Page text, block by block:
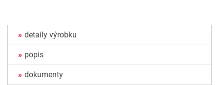
detaily výrobku
popis
dokumenty